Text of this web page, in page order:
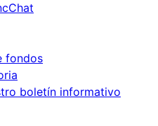
fondos
boletín informativo